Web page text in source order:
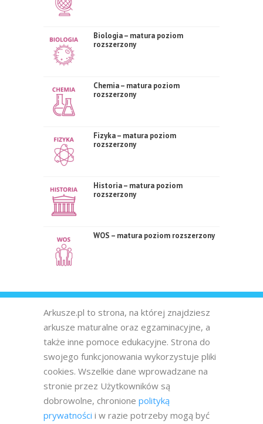
Biologia – matura poziom
rozszerzony
Chemia – matura poziom
rozszerzony
Fizyka – matura poziom
rozszerzony
Historia – matura poziom
rozszerzony
WOS – matura poziom rozszerzony
Arkusze.pl to strona, na której znajdziesz
arkusze maturalne oraz egzaminacyjne, a
także inne pomoce edukacyjne. Strona do
swojego funkcjonowania wykorzystuje pliki
cookies. Wszelkie dane wprowadzane na
stronie przez Użytkowników są
dobrowolne, chronione polityką
prywatności i w razie potrzeby mogą być